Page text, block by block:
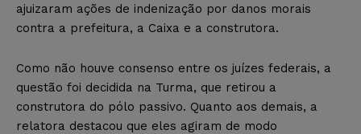
ajuizaram ações de indenização por danos morais
contra a prefeitura, a Caixa e a construtora.
Como não houve consenso entre os juízes federais, a
questão foi decidida na Turma, que retirou a
construtora do pólo passivo. Quanto aos demais, a
relatora destacou que eles agiram de modo